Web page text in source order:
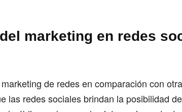
marketing en redes
de redes en comparación con
las redes sociales brindan la posibilidad